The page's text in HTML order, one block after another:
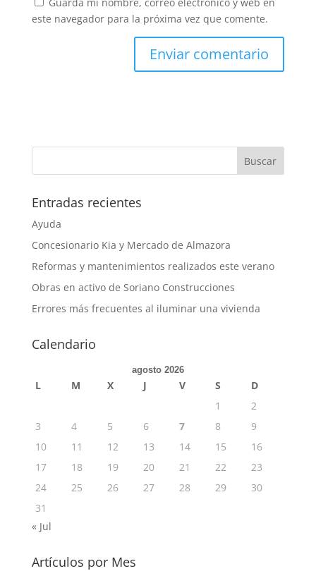
este navegador para la próxima vez que comente.
Entradas recientes
Ayuda
Concesionario Kia y Mercado de Almazora
Reformas y mantenimientos realizados este verano
Obras en activo de Soriano Construcciones
Errores más frecuentes al iluminar una vivienda
Calendario
agosto 2026
L M X J V S
D
1
2
3
4 5 6 7 8
9
10
11 12 13 14 15
16
17
18 19 20 21 22
23
24
25 26 27 28 29
30
31
« Jul
Artículos por Mes